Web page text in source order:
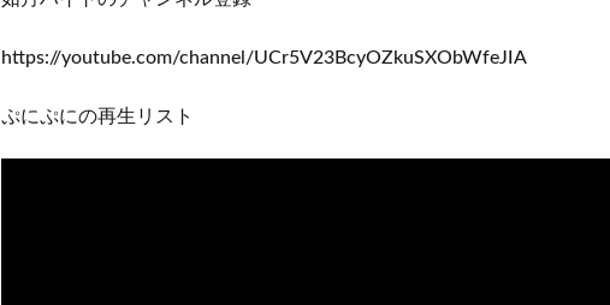
https://youtube.com/channel/UCr5V23BcyOZkuSXObWfeJIA
ぷにぷにの再生リスト